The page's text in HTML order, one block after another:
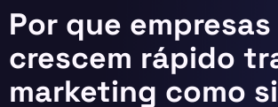
Por que
crescem rápido
marketing como